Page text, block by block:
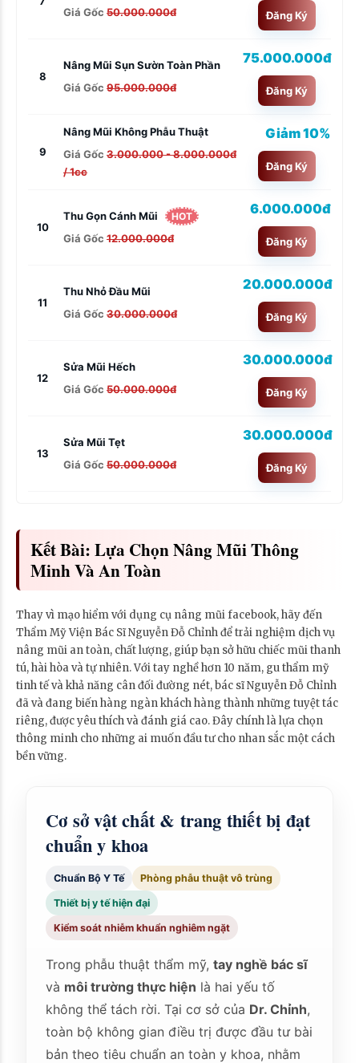
Giá Gốc 50.000.000đ Đăng Ký
8
Nâng Mũi Sụn Sườn Toàn Phần
Giá Gốc 95.000.000đ
75.000.000đ
Đăng Ký
9
Nâng Mũi Không Phẫu Thuật
Giá Gốc 3.000.000 - 8.000.000đ
/ 1cc
Giảm 10%
Đăng Ký
10
Thu Gọn Cánh Mũi HOT
Giá Gốc 12.000.000đ
6.000.000đ
Đăng Ký
11
Thu Nhỏ Đầu Mũi
Giá Gốc 30.000.000đ
20.000.000đ
Đăng Ký
12
Sửa Mũi Hếch
Giá Gốc 50.000.000đ
30.000.000đ
Đăng Ký
13
Sửa Mũi Tẹt
Giá Gốc 50.000.000đ
30.000.000đ
Đăng Ký
Kết Bài: Lựa Chọn Nâng Mũi Thông
Minh Và An Toàn
Thay vì mạo hiểm với dụng cụ nâng mũi facebook, hãy đến
Thẩm Mỹ Viện Bác Sĩ Nguyễn Đỗ Chỉnh để trải nghiệm dịch vụ
nâng mũi an toàn, chất lượng, giúp bạn sở hữu chiếc mũi thanh
tú, hài hòa và tự nhiên. Với tay nghề hơn 10 năm, gu thẩm mỹ
tinh tế và khả năng cân đối đường nét, bác sĩ Nguyễn Đỗ Chỉnh
đã và đang biến hàng ngàn khách hàng thành những tuyệt tác
riêng, được yêu thích và đánh giá cao. Đây chính là lựa chọn
thông minh cho những ai muốn đầu tư cho nhan sắc một cách
bền vững.
Cơ sở vật chất & trang thiết bị đạt
chuẩn y khoa
Chuẩn Bộ Y Tế Phòng phẫu thuật vô trùng
Thiết bị y tế hiện đại
Kiểm soát nhiễm khuẩn nghiêm ngặt
Trong phẫu thuật thẩm mỹ,tay nghề bác sĩ
và môi trường thực hiện là hai yếu tố
không thể tách rời. Tại cơ sở của Dr. Chỉnh,
toàn bộ không gian điều trị được đầu tư bài
bản theo tiêu chuẩn an toàn y khoa, nhằm